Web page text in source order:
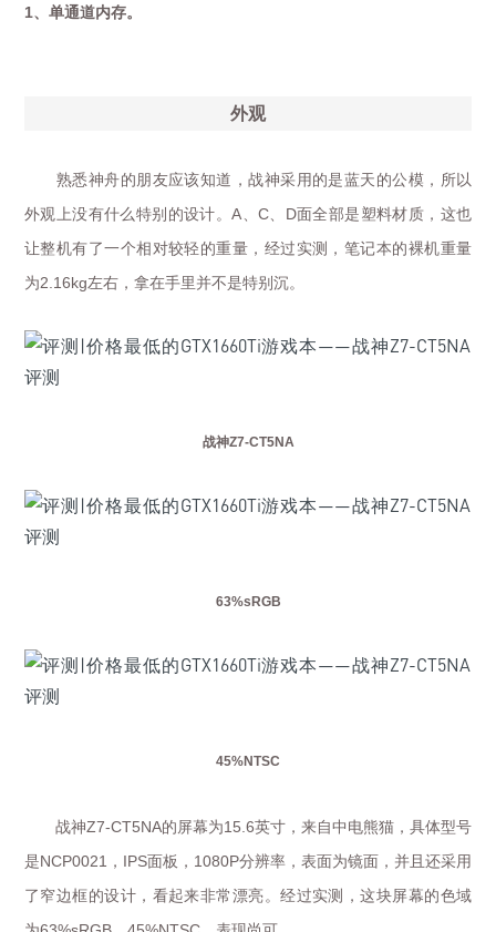
1、单通道内存。
外观
熟悉神舟的朋友应该知道，战神采用的是蓝天的公模，所以
外观上没有什么特别的设计。A C、 D面全部是塑料材质，这也
让整机有了一个相对较轻的重量，经过实测，笔记本的裸机重量
为2.16kg左右，拿在手里并不是特别沉。
战神Z7-CT5NA
63%sRGB
45%NTSC
战神Z7-CT5NA的屏幕为15.6英寸，来自中电熊猫，具体型号
是NCP0021 ， IPS面板， 1080P分辨率，表面为镜面，并且还采用
了窄边框的设计，看起来非常漂亮。经过实测，这块屏幕的色域